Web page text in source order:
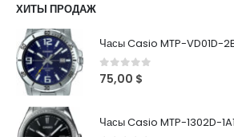
ХИТЫ ПРОДАЖ
Часы Casio MTP-VD01D-
0out of 5
75,00 $
Часы Casio MTP-1302D-